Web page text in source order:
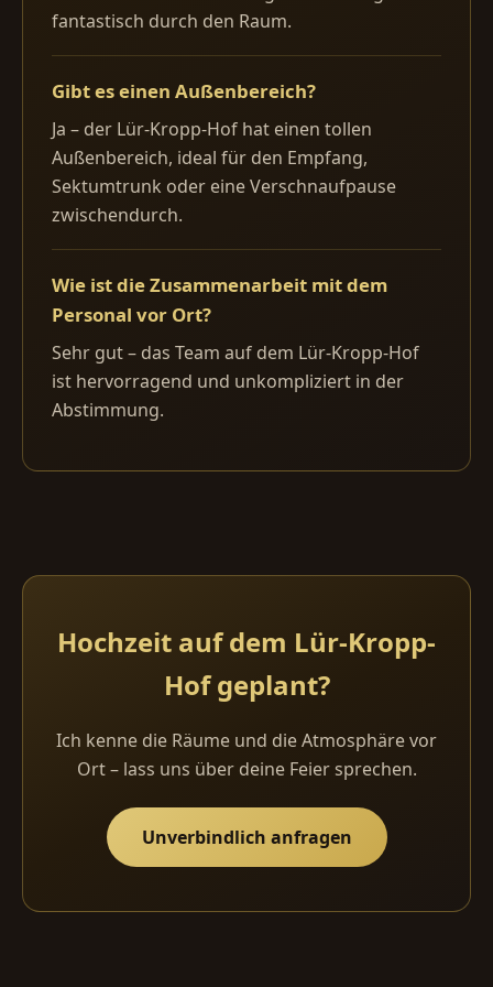
fantastisch durch den Raum.
Gibt es einen Außenbereich?
Ja – der Lür-Kropp-Hof hat einen tollen
Außenbereich, ideal für den Empfang,
Sektumtrunk oder eine Verschnaufpause
zwischendurch.
Wie ist die Zusammenarbeit mit dem
Personal vor Ort?
Sehr gut – das Team auf dem Lür-Kropp-Hof
ist hervorragend und unkompliziert in der
Abstimmung.
Hochzeit auf dem Lür-Kropp-
Hof geplant?
Ich kenne die Räume und die Atmosphäre vor
Ort – lass uns über deine Feier sprechen.
Unverbindlich anfragen